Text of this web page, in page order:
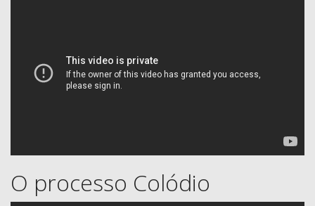
O processo Colódio